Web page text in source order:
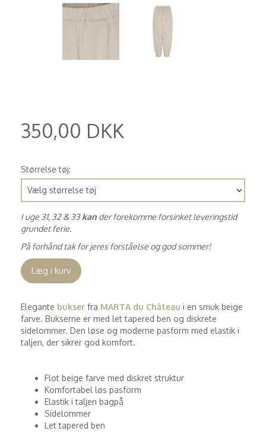
350,00 DKK
Størrelse tøj:
I uge 31, 32 & 33kan der forekomme forsinket leveringstid
grundet ferie.
På forhånd tak for jeres forståelse og god sommer!
Læg i kurv
Elegante bukser fra MARTA du Château i en smuk beige
farve. Bukserne er med let tapered ben og diskrete
sidelommer. Den løse og moderne pasform med elastik i
taljen, der sikrer god komfort.
Flot beige farve med diskret struktur
Komfortabel løs pasform
Elastik i taljen bagpå
Sidelommer
Let tapered ben